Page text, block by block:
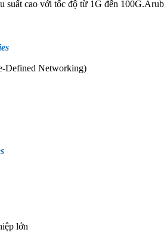
suất cao với tốc độ từ 1G đến
Defined Networking)
lớn